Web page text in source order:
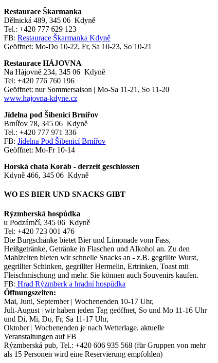
Restaurace Škarmanka
Dělnická 489, 345 06 Kdyně
Tel.: +420 777 629 123
FB: Restaurace Škarmanka Kdyně
Geöffnet: Mo-Do 10-22, Fr, Sa 10-23, So 10-21
Restaurace HÁJOVNA
Na Hájovně 234, 345 06 Kdyně
Tel: +420 776 760 196
Geöffnet: nur Sommersaison | Mo-Sa 11-21, So 11-20
www.hajovna-kdyne.cz
Jídelna pod Šibenicí Brnířov
Brnířov 78, 345 06 Kdyně
Tel.: +420 777 971 336
FB: Jídelna Pod Šibenicí Brnířov
Geöffnet: Mo-Fr 10-14
Horská chata Koráb - derzeit geschlossen
Kdyně 466, 345 06 Kdyně
WO ES BIER UND SNACKS GIBT
Rýzmberská hospůdka
u Podzámčí, 345 06 Kdyně
Tel: +420 723 001 476
Die Burgschänke bietet Bier und Limonade vom Fass,
Heißgetränke, Getränke in Flaschen und Alkohol an. Zu den
Mahlzeiten bieten wir schnelle Snacks an - z.B. gegrillte Wurst,
gegrillter Schinken, gegrillter Hermelin, Ertrinken, Toast mit
Fleischmischung und mehr. Sie können auch Souvenirs kaufen.
FB: Hrad Rýzmberk a hradní hospůdka
Öffnungszeiten:
Mai, Juni, September | Wochenenden 10-17 Uhr,
Juli-August | wir haben jeden Tag geöffnet, So und Mo 11-16 Uhr
und Di, Mi, Do, Fr, Sa 11-17 Uhr,
Oktober | Wochenenden je nach Wetterlage, aktuelle
Veranstaltungen auf FB
Rýzmberská pub, Tel.: +420 606 935 568 (für Gruppen von mehr
als 15 Personen wird eine Reservierung empfohlen)